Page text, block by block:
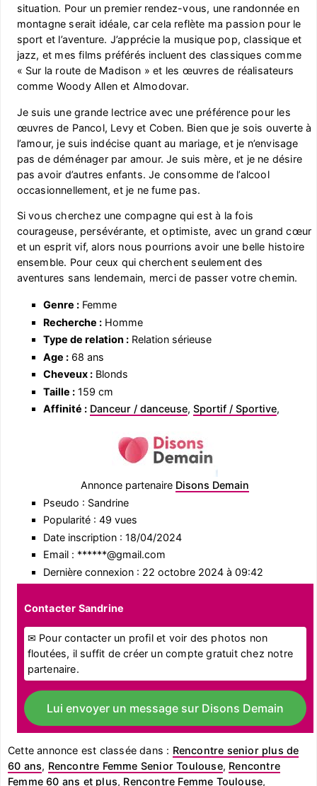
situation. Pour un premier rendez-vous, une randonnée en
montagne serait idéale, car cela reflète ma passion pour le
sport et l’aventure. J’apprécie la musique pop, classique et
jazz, et mes films préférés incluent des classiques comme
« Sur la route de Madison » et les œuvres de réalisateurs
comme Woody Allen et Almodovar.
Je suis une grande lectrice avec une préférence pour les
œuvres de Pancol, Levy et Coben. Bien que je sois ouverte à
l’amour, je suis indécise quant au mariage, et je n’envisage
pas de déménager par amour. Je suis mère, et je ne désire
pas avoir d’autres enfants. Je consomme de l’alcool
occasionnellement, et je ne fume pas.
Si vous cherchez une compagne qui est à la fois
courageuse, persévérante, et optimiste, avec un grand cœur
et un esprit vif, alors nous pourrions avoir une belle histoire
ensemble. Pour ceux qui cherchent seulement des
aventures sans lendemain, merci de passer votre chemin.
Genre :Femme
Recherche :Homme
Type de relation :Relation sérieuse
Age :68 ans
Cheveux :Blonds
Taille :159 cm
Affinité : Danceur / danceuse, Sportif / Sportive,
Annonce partenaire Disons Demain
Pseudo : Sandrine
Popularité : 49 vues
Date inscription : 18/04/2024
Email : ******@gmail.com
Dernière connexion : 22 octobre 2024 à 09:42
Contacter Sandrine
✉ Pour contacter un profil et voir des photos non
floutées, il suffit de créer un compte gratuit chez notre
partenaire.
Lui envoyer un message sur Disons Demain
Cette annonce est classée dans : Rencontre senior plus de
60 ans, Rencontre Femme Senior Toulouse, Rencontre
Femme 60 ans et plus, Rencontre Femme Toulouse,